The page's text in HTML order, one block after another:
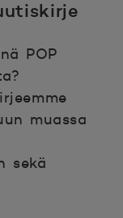
POP
muassa
sekä